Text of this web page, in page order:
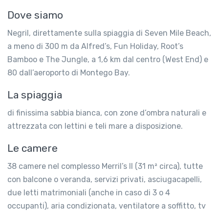
Dove siamo
Negril, direttamente sulla spiaggia di Seven Mile Beach,
a meno di 300 m da Alfred’s, Fun Holiday, Root’s
Bamboo e The Jungle, a 1,6 km dal centro (West End) e
80 dall’aeroporto di Montego Bay.
La spiaggia
di finissima sabbia bianca, con zone d’ombra naturali e
attrezzata con lettini e teli mare a disposizione.
Le camere
38 camere nel complesso Merril’s II (31 m² circa), tutte
con balcone o veranda, servizi privati, asciugacapelli,
due letti matrimoniali (anche in caso di 3 o 4
occupanti), aria condizionata, ventilatore a soffitto, tv